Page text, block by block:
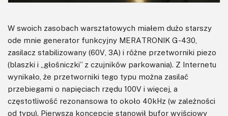
W swoich zasobach warsztatowych miałem dużo starszy
ode mnie generator funkcyjny MERATRONIK G-430,
zasilacz stabilizowany (60V, 3A) i różne przetworniki piezo
(blaszki i „głośniczki” z czujników parkowania). Z Internetu
wynikało, że przetworniki tego typu można zasilać
przebiegami o napięciach rzędu 100V i więcej, a
częstotliwość rezonansowa to około 40kHz (w zależności
od typu). Pierwszą koncepcję stanowił bufor wyjściowy